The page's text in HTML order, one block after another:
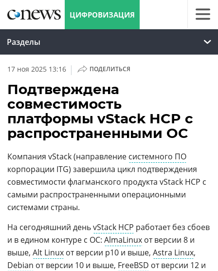
ЦИФРОВИЗАЦИЯ
Разделы
17 ноя 2025 13:16 | ПОДЕЛИТЬСЯ
Подтверждена
совместимость
платформы vStack HCP с
распространенными ОС
Компания vStack (направление системного ПО
корпорации ITG) завершила цикл подтверждения
совместимости флагманского продукта vStack HCP с
самыми распространенными операционными
системами страны.
На сегодняшний деньvStack HCP работает без сбоев
и в едином контуре с ОС: AlmaLinux от версии 8 и
выше, Alt Linux от версии p10 и выше, Astra Linux,
Debian от версии 10 и выше, FreeBSD от версии 12 и